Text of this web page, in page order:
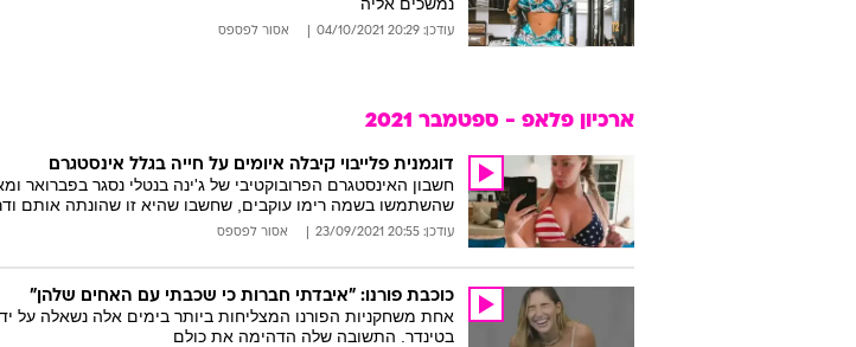
עודכן: 20:29 04/10/2021 אסור לפספס
ארכיון פלאפ - ספטמבר 2021
דוגמנית פלייבוי קיבלה איומים על חייה בגלל אינסטגרם
חשבון האינסטגרם הפרובוקטיבי של ג'ינה בנטלי נסגר בפברואר
שהשתמשו בשמה רימו עוקבים, שחשבו שהיא זו שהונתה אותם
עודכן: 20:55 23/09/2021 אסור לפספס
כוכבת פורנו: "איבדתי חברות כי שכבתי עם האחים שלהן"
אחת משחקניות הפורנו המצליחות ביותר בימים אלה נשאלה
בטינדר. התשובה שלה הדהימה את כולם